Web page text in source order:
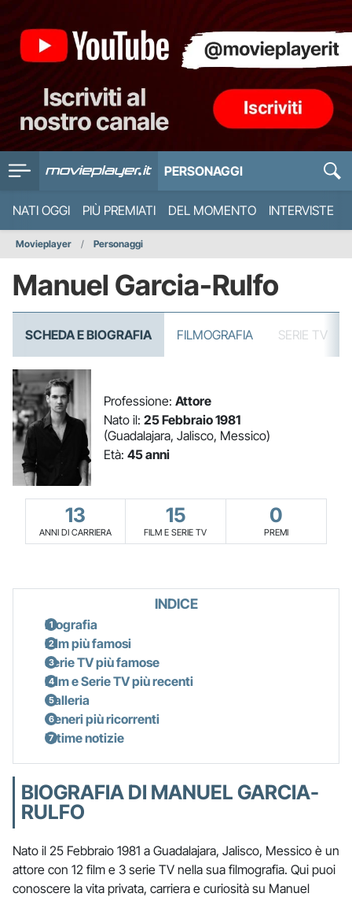
PERSONAGGI
NATI OGGI PIÙ PREMIATI DEL MOMENTO INTERVISTE
Movieplayer Personaggi
Manuel Garcia-Rulfo
SCHEDA E BIOGRAFIA FILMOGRAFIA SERIE TV
Professione: Attore
Nato il: 25 Febbraio 1981
(Guadalajara, Jalisco, Messico)
Età: 45 anni
13
ANNI DI CARRIERA
15
FILM E SERIE TV
0
PREMI
INDICE
Biografia
Film più famosi
Serie TV più famose
Film e Serie TV più recenti
Galleria
Generi più ricorrenti
Ultime notizie
BIOGRAFIA DI MANUEL GARCIA-
RULFO
Nato il 25 Febbraio 1981 a Guadalajara, Jalisco, Messico è un
attore con 12 film e 3 serie TV nella sua filmografia. Qui puoi
conoscere la vita privata, carriera e curiosità su Manuel